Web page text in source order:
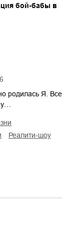
бой-бабы в
родилась Я. Все
реалити-шоу